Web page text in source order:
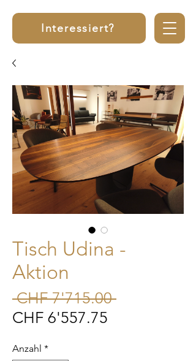
Interessiert?
Tisch Udina -
Aktion
CHF 7'715.00
CHF 6'557.75
Anzahl *